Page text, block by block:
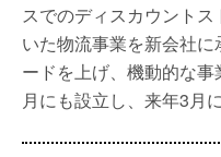
スでのディスカウント
いた物流事業を新会社
ードを上げ、機動的な
月にも設立し、来年3月